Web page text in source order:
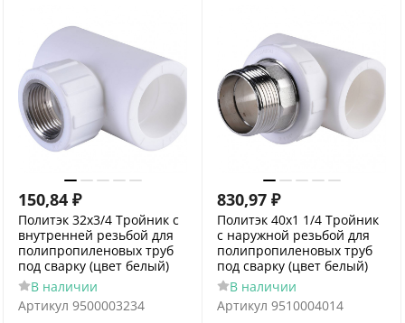
150,84 ₽
Политэк 32х3/4 Тройник с
внутренней резьбой для
полипропиленовых труб
под сварку (цвет белый)
В наличии
Артикул 9500003234
830,97 ₽
Политэк 40x1 1/4 Тройник
с наружной резьбой для
полипропиленовых труб
под сварку (цвет белый)
В наличии
Артикул 9510004014